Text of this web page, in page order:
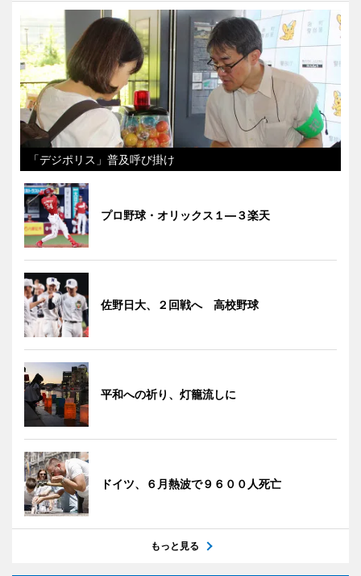
「デジポリス」普及呼び掛け
プロ野球・オリックス１―３楽天
佐野日大、２回戦へ 高校野球
平和への祈り、灯籠流しに
ドイツ、６月熱波で９６００人死亡
もっと見る